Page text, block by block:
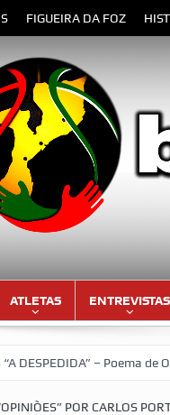
FIGUEIRA DA FOZ
ATLETAS ENTREVISTAS
– Poema de Orlando
POR CARLOS